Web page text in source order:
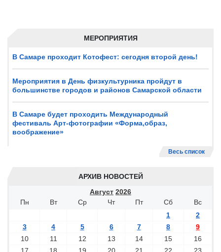
МЕРОПРИЯТИЯ
В Самаре проходит Котофест: сегодня второй день!
Мероприятия в День физкультурника пройдут в
большинстве городов и районов Самарской области
В Самаре будет проходить Международный
фестиваль Арт-фотографии «Форма,образ,
воображение»
Весь список
АРХИВ НОВОСТЕЙ
Август 2026
Пн
Вт Ср Чт Пт Сб
Вс
1
2
3
4 5 6 7 8
9
10
11 12 13 14 15
16